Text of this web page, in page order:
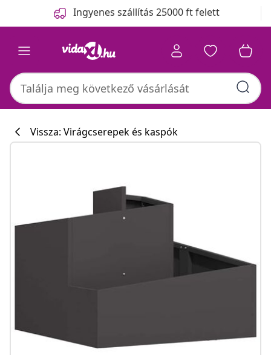
Ingyenes szállítás 25000 ft felett
Vissza: Virágcserepek és kaspók